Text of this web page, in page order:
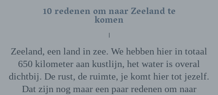
10 redenen om naar Zeeland te
komen
Zeeland, een land in zee. We hebben hier in totaal
650 kilometer aan kustlijn, het water is overal
dichtbij. De rust, de ruimte, je komt hier tot jezelf.
Dat zijn nog maar een paar redenen om naar